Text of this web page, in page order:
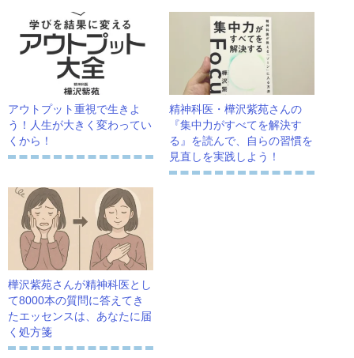
アウトプット重視で生きよ
う！人生が大きく変わってい
くから！
精神科医・樺沢紫苑さんの
『集中力がすべてを解決す
る』を読んで、自らの習慣を
見直しを実践しよう！
樺沢紫苑さんが精神科医とし
て8000本の質問に答えてき
たエッセンスは、あなたに届
く処方箋